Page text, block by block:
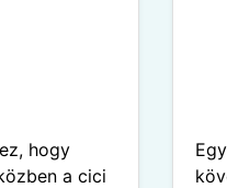
hogy
a cici